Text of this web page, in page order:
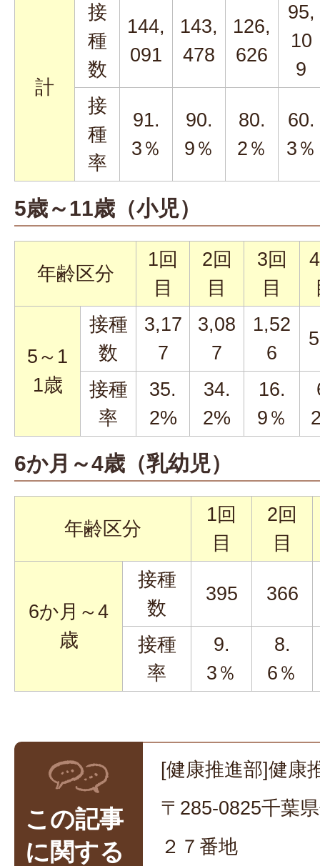
計
接
種
数
144,
091
143,
478
126,
626
95,
10
9
接
種
率
91.
3％
90.
9％
80.
2％
60.
3％
5歳～11歳（小児）
年齢区分
1回
目
2回
目
3回
目
5～1
1歳
接種
数
3,17
7
3,08
7
1,52
6
接種
率
35.
2%
34.
2%
16.
9％
6か月～4歳（乳幼児）
年齢区分
1回
目
2回
目
6か月～4
歳
接種
数
395 366
接種
率
9.
3％
8.
6％
この記事
に関する
[健康推進部]健康
〒285-0825千葉
２７番地